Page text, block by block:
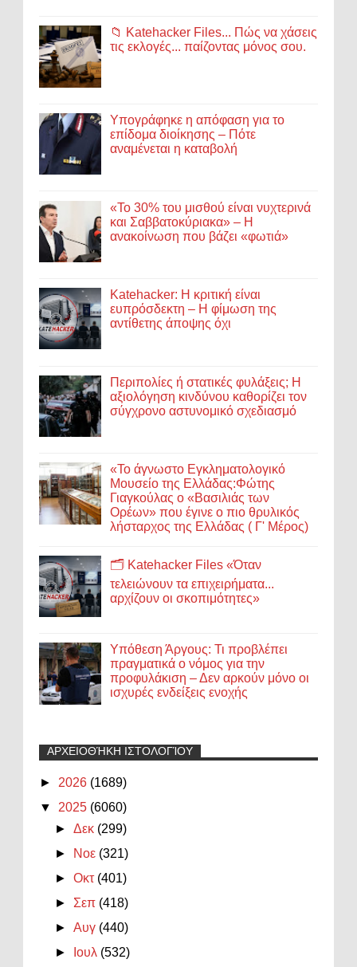
📁 Katehacker Files... Πώς να χάσεις
τις εκλογές... παίζοντας μόνος σου.
Υπογράφηκε η απόφαση για το
επίδομα διοίκησης – Πότε
αναμένεται η καταβολή
«Το 30% του μισθού είναι νυχτερινά
και Σαββατοκύριακα» – Η
ανακοίνωση που βάζει «φωτιά»
Katehacker: Η κριτική είναι
ευπρόσδεκτη – Η φίμωση της
αντίθετης άποψης όχι
Περιπολίες ή στατικές φυλάξεις; Η
αξιολόγηση κινδύνου καθορίζει τον
σύγχρονο αστυνομικό σχεδιασμό
«Το άγνωστο Εγκληματολογικό
Μουσείο της Ελλάδας:Φώτης
Γιαγκούλας ο «Βασιλιάς των
Ορέων» που έγινε ο πιο θρυλικός
λήσταρχος της Ελλάδας ( Γ' Μέρος)
🗂️ Katehacker Files «Όταν
τελειώνουν τα επιχειρήματα...
αρχίζουν οι σκοπιμότητες»
Υπόθεση Άργους: Τι προβλέπει
πραγματικά ο νόμος για την
προφυλάκιση – Δεν αρκούν μόνο οι
ισχυρές ενδείξεις ενοχής
ΑΡΧΕΙΟΘΉΚΗ ΙΣΤΟΛΟΓΊΟΥ
► 2026 (1689)
▼ 2025 (6060)
►Δεκ (299)
►
Νοε (321)
►Οκτ (401)
► Σεπ (418)
►Αυγ (440)
►
Ιουλ (532)